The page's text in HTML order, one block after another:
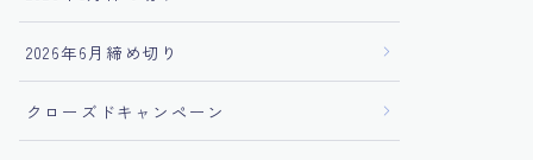
2026年6月締め切り
クローズドキャンペーン